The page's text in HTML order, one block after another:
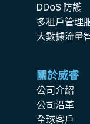
DDoS 防護
多租戶管理
大數據流量
關於威睿
公司介紹
公司沿革
全球客戶